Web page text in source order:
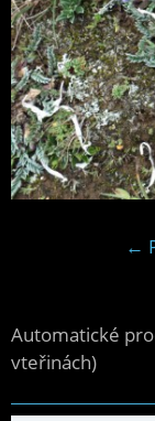
←
Automatické
vteřinách)